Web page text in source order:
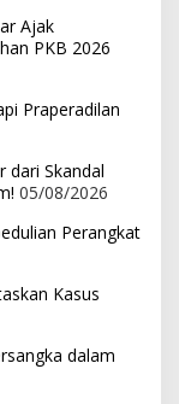
Ajak
PKB 2026
Praperadilan
dari Skandal
05/08/2026
Perangkat
Kasus
dalam